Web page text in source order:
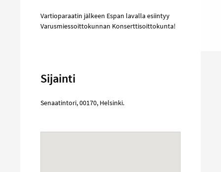
Vartioparaatin jälkeen Espan lavalla esiintyy
Varusmiessoittokunnan Konserttisoittokunta!
Sijainti
Senaatintori,00170, Helsinki.